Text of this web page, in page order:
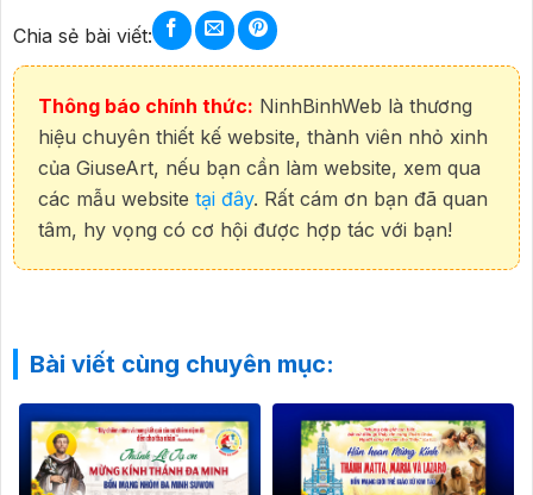
Chia sẻ bài viết:
Thông báo chính thức: NinhBinhWeb là thương
hiệu chuyên thiết kế website, thành viên nhỏ xinh
của GiuseArt, nếu bạn cần làm website, xem qua
các mẫu website tại đây. Rất cám ơn bạn đã quan
tâm, hy vọng có cơ hội được hợp tác với bạn!
Bài viết cùng chuyên mục: